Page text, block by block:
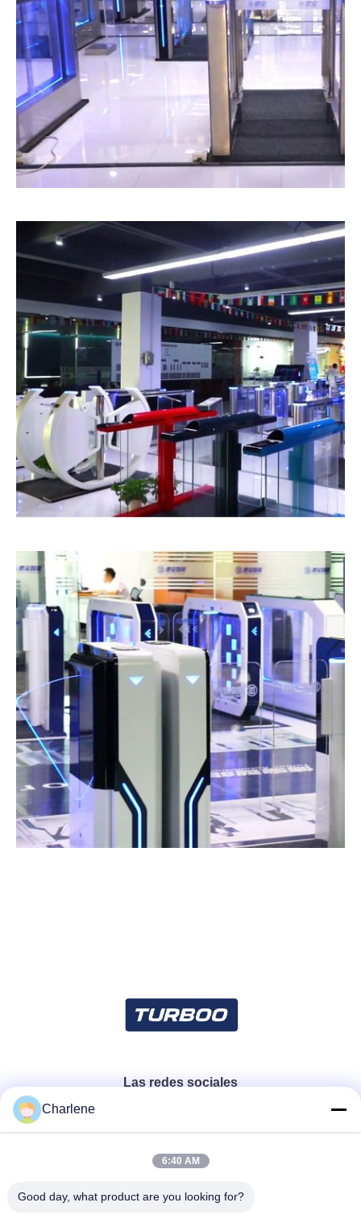
Las redes sociales
Contacto rápido
Charlene
6:40 AM
Good day, what product are you looking for?